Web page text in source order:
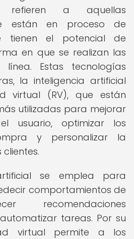
refieren a aquellas
están en proceso de
tienen el potencial de
en que se realizan las
línea. Estas tecnologías
la inteligencia artificial
virtual (RV), que están
utilizadas para mejorar
usuario, optimizar los
y personalizar la
se emplea para
comportamientos de
recomendaciones
tareas. Por su
virtual permite a los